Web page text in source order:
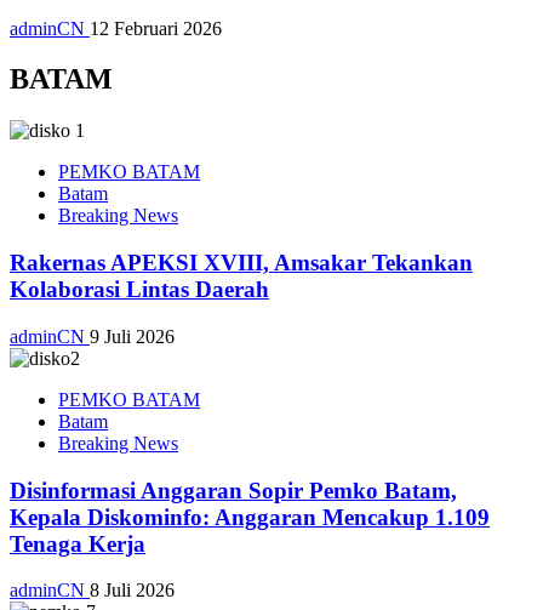
adminCN 12 Februari 2026
BATAM
PEMKO BATAM
Batam
Breaking News
Rakernas APEKSI XVIII, Amsakar Tekankan
Kolaborasi Lintas Daerah
adminCN 9 Juli 2026
PEMKO BATAM
Batam
Breaking News
Disinformasi Anggaran Sopir Pemko Batam,
Kepala Diskominfo: Anggaran Mencakup 1.109
Tenaga Kerja
adminCN 8 Juli 2026